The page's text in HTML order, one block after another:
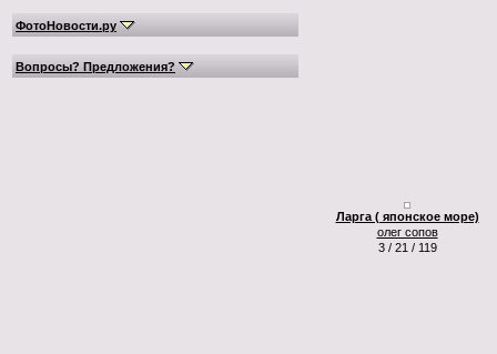
ФотоНовости.ру
Вопросы? Предложения?
Ларга ( японское море)
олег сопов
3 / 21 / 119